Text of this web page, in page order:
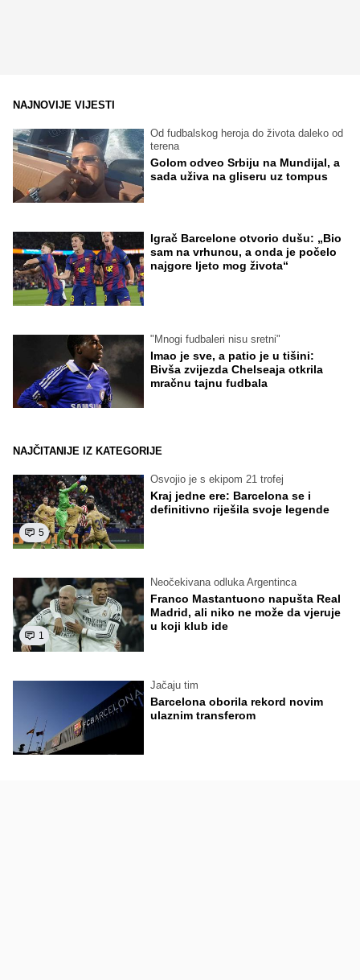
NAJNOVIJE VIJESTI
Od fudbalskog heroja do života daleko od
terena
Golom odveo Srbiju na Mundijal, a
sada uživa na gliseru uz tompus
Igrač Barcelone otvorio dušu: „Bio
sam na vrhuncu, a onda je počelo
najgore ljeto mog života“
"Mnogi fudbaleri nisu sretni"
Imao je sve, a patio je u tišini:
Bivša zvijezda Chelseaja otkrila
mračnu tajnu fudbala
NAJČITANIJE IZ KATEGORIJE
5
Osvojio je s ekipom 21 trofej
Kraj jedne ere: Barcelona se i
definitivno riješila svoje legende
1
Neočekivana odluka Argentinca
Franco Mastantuono napušta Real
Madrid, ali niko ne može da vjeruje
u koji klub ide
Jačaju tim
Barcelona oborila rekord novim
ulaznim transferom